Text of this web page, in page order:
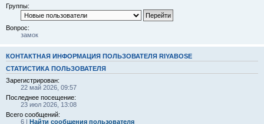
Группы:
Вопрос:
замок
КОНТАКТНАЯ ИНФОРМАЦИЯ ПОЛЬЗОВАТЕЛЯ RIYABOSE
СТАТИСТИКА ПОЛЬЗОВАТЕЛЯ
Зарегистрирован:
22 май 2026, 09:57
Последнее посещение:
23 июл 2026, 13:08
Всего сообщений:
6 | Найти сообщения пользователя